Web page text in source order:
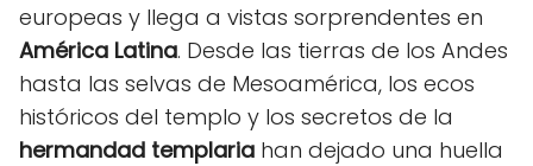
europeas y llega a vistas sorprendentes en
América Latina. Desde las tierras de los Andes
hasta las selvas de Mesoamérica, los ecos
históricos del templo y los secretos de la
hermandad templaria han dejado una huella